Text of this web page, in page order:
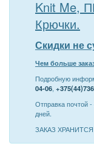
Knit Me,
Крючки.
Скидки не
Чем больше
Подробную
04-06,
Отправка почтой
дней.
ЗАКАЗ